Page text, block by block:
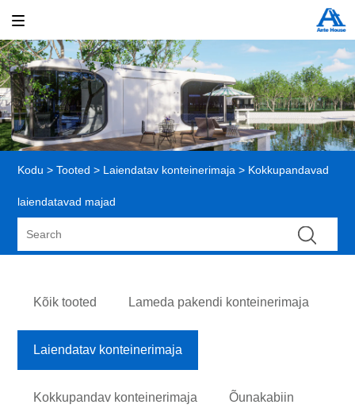
Kodu > Tooted > Laiendatav konteinerimaja > Kokkupandavad
laiendatavad majad
Kõik tooted Lameda pakendi konteinerimaja
Laiendatav konteinerimaja
Kokkupandav konteinerimaja Õunakabiin